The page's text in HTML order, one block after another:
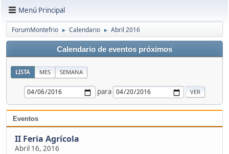
Menú Principal
ForumMontefrio ► Calendario ► Abril 2016
Calendario de eventos próximos
LISTA MES SEMANA
para
Eventos
II Feria Agrícola
Abril 16, 2016